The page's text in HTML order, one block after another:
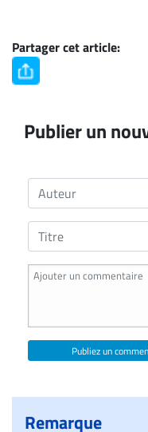
Partager cet article:
Publier un
Publiez un
Remarque